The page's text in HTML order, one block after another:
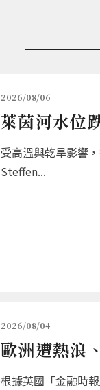
2026/08/06
萊茵河水位
受高溫與乾旱影響
Steffen...
2026/08/04
歐洲遭熱浪
根據英國「金融時